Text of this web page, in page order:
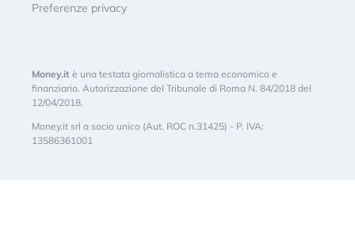
Preferenze privacy
Money.it è una testata giornalistica a tema economico e
finanziario. Autorizzazione del Tribunale di Roma N. 84/2018 del
12/04/2018.
Money.it srl a socio unico (Aut. ROC n.31425) - P. IVA:
13586361001